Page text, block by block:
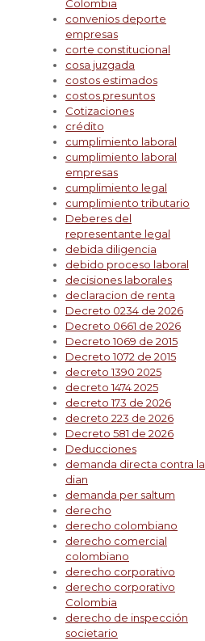
Colombia
convenios deporte
empresas
corte constitucional
cosa juzgada
costos estimados
costos presuntos
Cotizaciones
crédito
cumplimiento laboral
cumplimiento laboral
empresas
cumplimiento legal
cumplimiento tributario
Deberes del
representante legal
debida diligencia
debido proceso laboral
decisiones laborales
declaracion de renta
Decreto 0234 de 2026
Decreto 0661 de 2026
Decreto 1069 de 2015
Decreto 1072 de 2015
decreto 1390 2025
decreto 1474 2025
decreto 173 de 2026
decreto 223 de 2026
Decreto 581 de 2026
Deducciones
demanda directa contra la
dian
demanda per saltum
derecho
derecho colombiano
derecho comercial
colombiano
derecho corporativo
derecho corporativo
Colombia
derecho de inspección
societario